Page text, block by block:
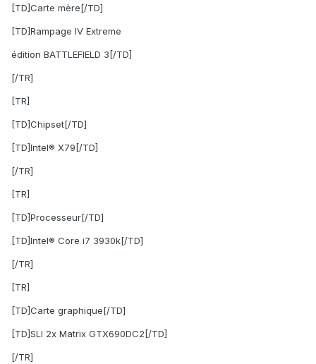
[TD]Carte mère[/TD]
[TD]Rampage IV Extreme
édition BATTLEFIELD 3[/TD]
[/TR]
[TR]
[TD]Chipset[/TD]
[TD]Intel® X79[/TD]
[/TR]
[TR]
[TD]Processeur[/TD]
[TD]Intel® Core i7 3930k[/TD]
[/TR]
[TR]
[TD]Carte graphique[/TD]
[TD]SLI 2x Matrix GTX690DC2[/TD]
[/TR]